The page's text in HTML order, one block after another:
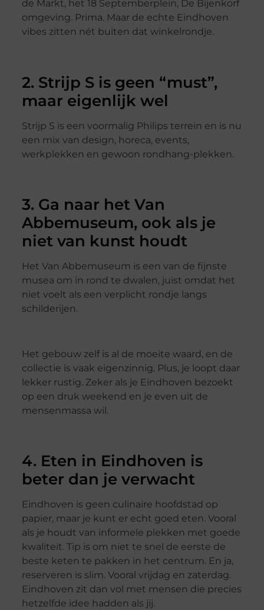
de Markt, het 18 Septemberplein, De Bijenkorf
omgeving. Prima. Maar de echte Eindhoven
vibes zitten nét buiten dat winkelrondje.
2. Strijp S is geen “must”,
maar eigenlijk wel
Strijp S is een voormalig Philips terrein en is nu
een mix van design, horeca, events,
werkplekken en gewoon rondhang-plekken.
3. Ga naar het Van
Abbemuseum, ook als je
niet van kunst houdt
Het Van Abbemuseum is een van de fijnste
musea om in rond te dwalen, juist omdat het
niet voelt als een verplicht rondje langs
schilderijen.
Het gebouw zelf is al de moeite waard, en de
collectie is vaak eigenzinnig. Plus, je loopt daar
lekker rustig. Zeker als je Eindhoven bezoekt
op een druk weekend en je even uit de
mensenmassa wil.
4. Eten in Eindhoven is
beter dan je verwacht
Eindhoven is geen culinaire hoofdstad op
papier, maar je kunt er echt goed eten. Vooral
als je houdt van informele plekken met goede
kwaliteit. Tip is om niet te snel de eerste de
beste keten te pakken in het centrum. En ja,
reserveren is slim. Vooral vrijdag en zaterdag.
Eindhoven zit dan vol met mensen die precies
hetzelfde idee hadden als jij.